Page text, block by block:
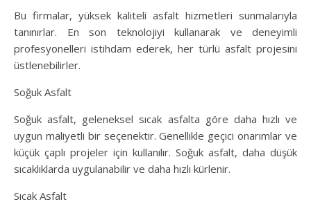
Bu firmalar, yüksek kaliteli asfalt hizmetleri sunmalarıyla
tanınırlar. En son teknolojiyi kullanarak ve deneyimli
profesyonelleri istihdam ederek, her türlü asfalt projesini
üstlenebilirler.
Soğuk Asfalt
Soğuk asfalt, geleneksel sıcak asfalta göre daha hızlı ve
uygun maliyetli bir seçenektir. Genellikle geçici onarımlar ve
küçük çaplı projeler için kullanılır. Soğuk asfalt, daha düşük
sıcaklıklarda uygulanabilir ve daha hızlı kürlenir.
Sıcak Asfalt